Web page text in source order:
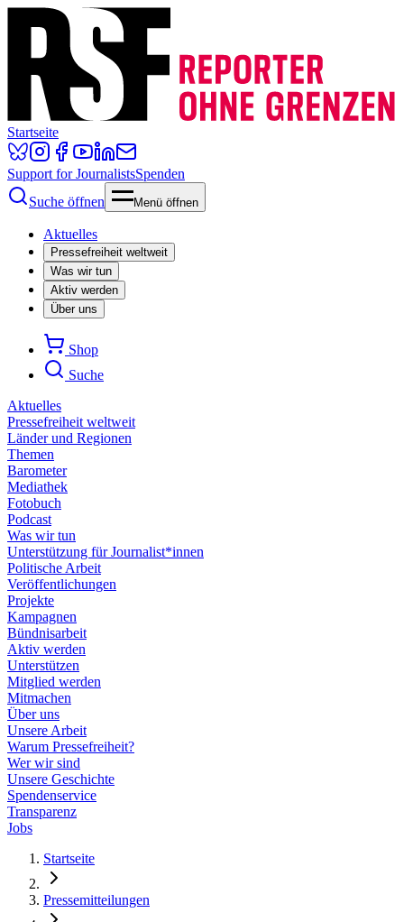
Startseite
Support for JournalistsSpenden
Suche öffnen
Menü öffnen
Aktuelles
Pressefreiheit weltweit
Was wir tun
Aktiv werden
Über uns
Shop
Suche
Aktuelles
Pressefreiheit weltweit
Länder und Regionen
Themen
Barometer
Mediathek
Fotobuch
Podcast
Was wir tun
Unterstützung für Journalist*innen
Politische Arbeit
Veröffentlichungen
Projekte
Kampagnen
Bündnisarbeit
Aktiv werden
Unterstützen
Mitglied werden
Mitmachen
Über uns
Unsere Arbeit
Warum Pressefreiheit?
Wer wir sind
Unsere Geschichte
Spendenservice
Transparenz
Jobs
Startseite
Pressemitteilungen